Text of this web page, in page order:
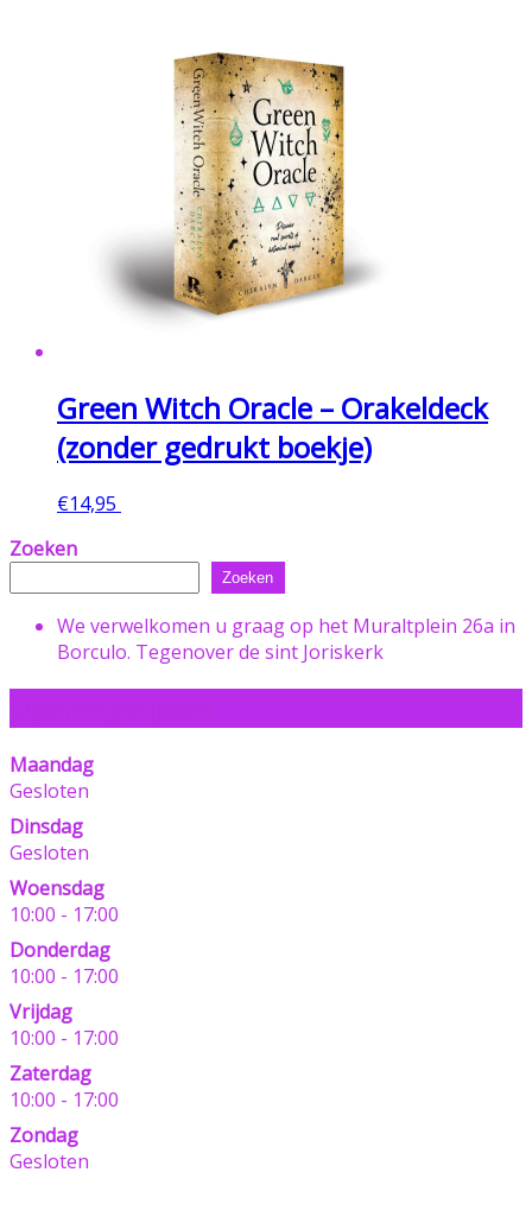
Green Witch Oracle – Orakeldeck
(zonder gedrukt boekje)
€14,95
Zoeken
Zoeken
We verwelkomen u graag op het Muraltplein 26a in
Borculo. Tegenover de sint Joriskerk
Maandag
Gesloten
Dinsdag
Gesloten
Woensdag
10:00 - 17:00
Donderdag
10:00 - 17:00
Vrijdag
10:00 - 17:00
Zaterdag
10:00 - 17:00
Zondag
Gesloten